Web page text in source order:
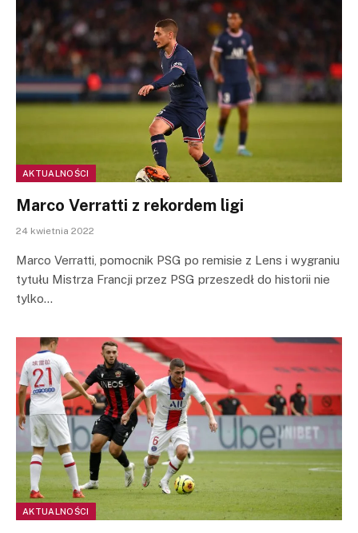
AKTUALNOŚCI
Marco Verratti z rekordem ligi
24 kwietnia 2022
Marco Verratti, pomocnik PSG po remisie z Lens i wygraniu
tytułu Mistrza Francji przez PSG przeszedł do historii nie
tylko…
AKTUALNOŚCI